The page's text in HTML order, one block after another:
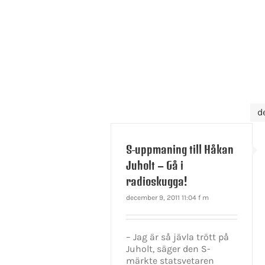
S-uppmaning till Håkan
Juholt – Gå i
radioskugga!
december 9, 2011 11:04 f m
– Jag är så jävla trött på
Juholt, säger den S-
märkte statsvetaren